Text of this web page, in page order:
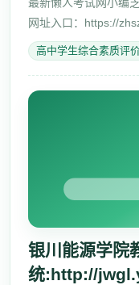
网址入口：https://
合素质评价管理平台
单，同时学校管
高中学生综合素质评
银川能源学院
统:http://